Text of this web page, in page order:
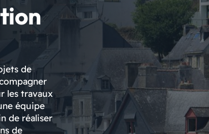
de
les travaux
équipe
de réaliser
de